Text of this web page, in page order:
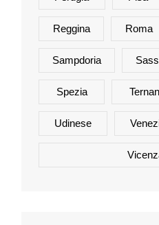
Reggina Roma
Sampdoria
Spezia
Udinese